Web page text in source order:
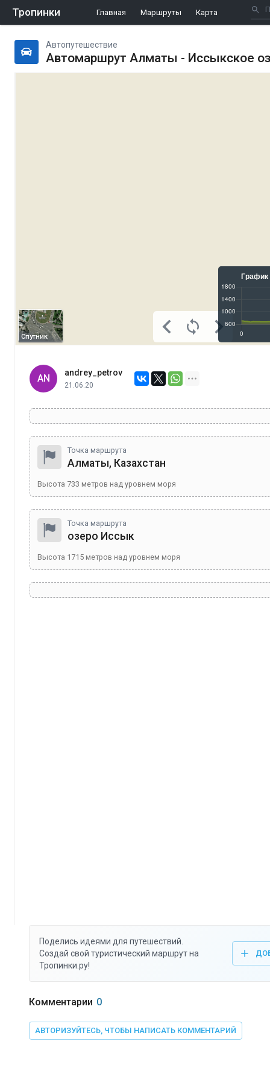
Тропинки Главная Маршруты Карта
Автопутешествие
Автомаршрут Алматы - Иссыкское
Спутник
AN
andrey_petrov
21.06.20
Точка маршрута
Алматы, Казахстан
Высота 733 метров над уровнем моря
Точка маршрута
озеро Иссык
Высота 1715 метров над уровнем моря
Поделись идеями для путешествий.
Создай свой туристический маршрут на
Тропинки.ру!
Комментарии 0
АВТОРИЗУЙТЕСЬ, ЧТОБЫ НАПИСАТЬ КОММЕНТАРИЙ